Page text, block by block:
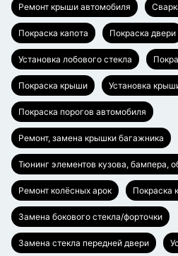
Ремонт крыши автомобиля
Покраска капота Покраска двери
Установка лобового стекла
Покраска крыши Установка
Покраска порогов автомобиля
Ремонт, замена крышки багажника
Тюнинг элементов кузова, бампера,
Ремонт колёсных арок Покраска
Замена бокового стекла/форточки
Замена стекла передней двери